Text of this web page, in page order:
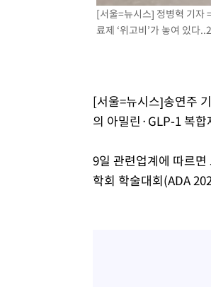
[서울=뉴시스] 정병혁 기자
료제 ‘위고비’가 놓여 있다
[서울=뉴시스]송연주
의 아밀린·GLP-1 복
9일 관련업계에 따르
학회 학술대회(ADA